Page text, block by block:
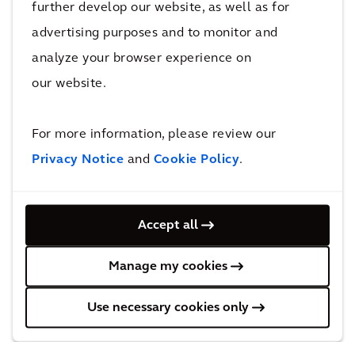
further develop our website, as well as for
advertising purposes and to monitor and
analyze your browser experience on
our website.
For more information, please review our
Privacy Notice and Cookie Policy.
Accept all
Manage my cookies
Use necessary cookies only
restaurar antes de que fallen.
medio de la incertidumbre
Las organizaciones se enfrentan a desafíos
únicos en torno a la gestión y optimización de
sus activos obsoletos, unos desafíos que se
han agravado con la pandemia de la COVID-